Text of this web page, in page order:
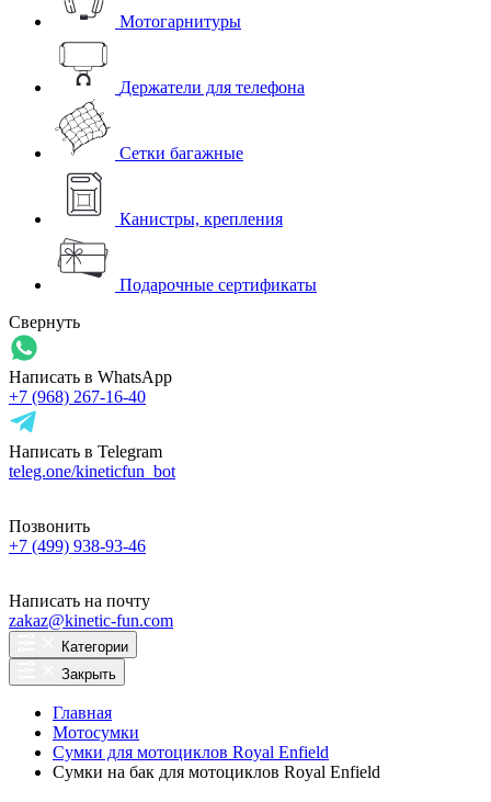
Мотогарнитуры
Держатели для телефона
Сетки багажные
Канистры, крепления
Подарочные сертификаты
Свернуть
Написать в WhatsApp
+7 (968) 267-16-40
Написать в Telegram
teleg.one/kineticfun_bot
Позвонить
+7 (499) 938-93-46
Написать на почту
zakaz@kinetic-fun.com
Категории
Закрыть
Главная
Мотосумки
Сумки для мотоциклов Royal Enfield
Сумки на бак для мотоциклов Royal Enfield